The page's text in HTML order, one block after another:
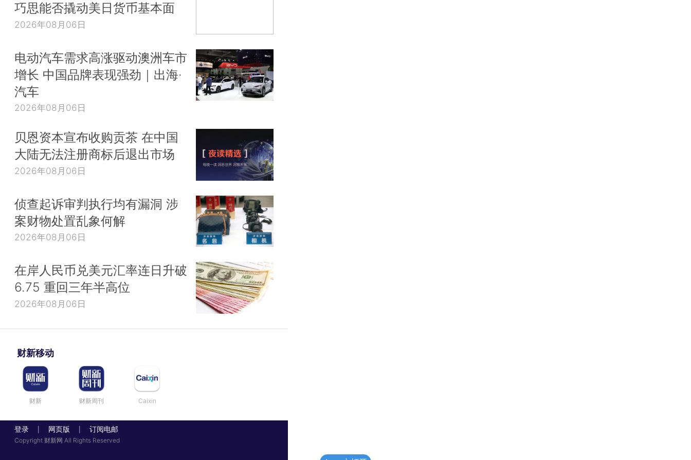
巧思能否撬动美日货币基本面
2026年08月06日
电动汽车需求高涨驱动澳洲车市
增长 中国品牌表现强劲｜出海·
汽车
2026年08月06日
贝恩资本宣布收购贡茶 在中国
大陆无法注册商标后退出市场
2026年08月06日
侦查起诉审判执行均有漏洞 涉
案财物处置乱象何解
2026年08月06日
在岸人民币兑美元汇率连日升破
6.75 重回三年半高位
2026年08月06日
财新移动
财新 财新周刊 Caixin
登录 网页版 订阅电邮
Copyright 财新网 All Rights Reserved